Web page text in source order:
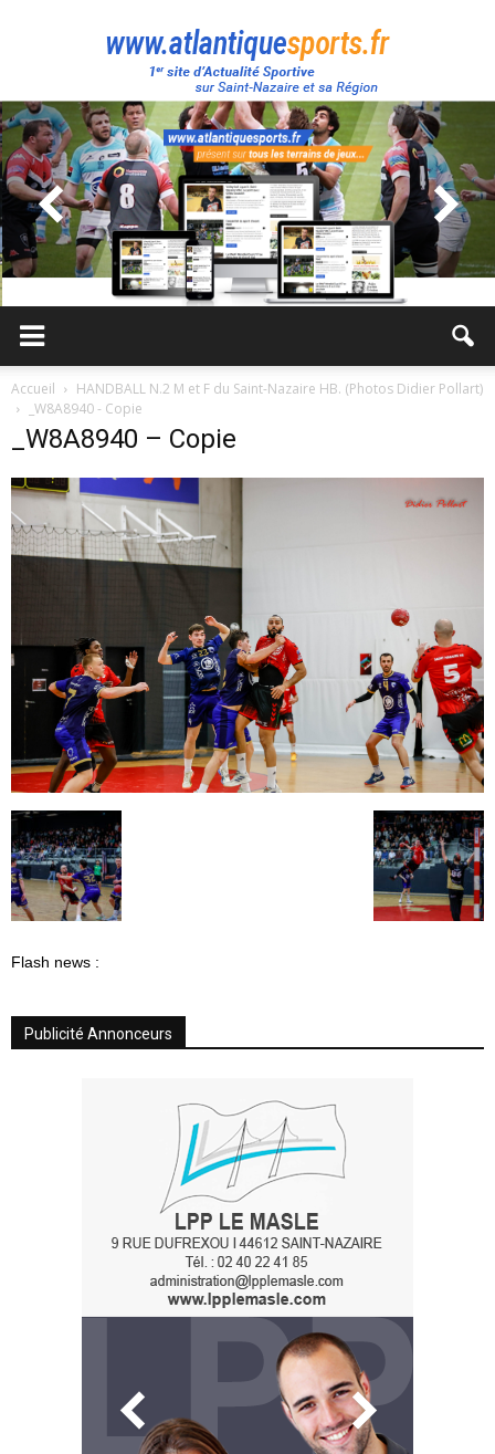
Atlantique
Sport
Accueil
HANDBALL N.2 M et F du Saint-Nazaire HB. (Photos Didier Pollart)
_W8A8940 - Copie
_W8A8940 – Copie
Flash news :
Publicité Annonceurs